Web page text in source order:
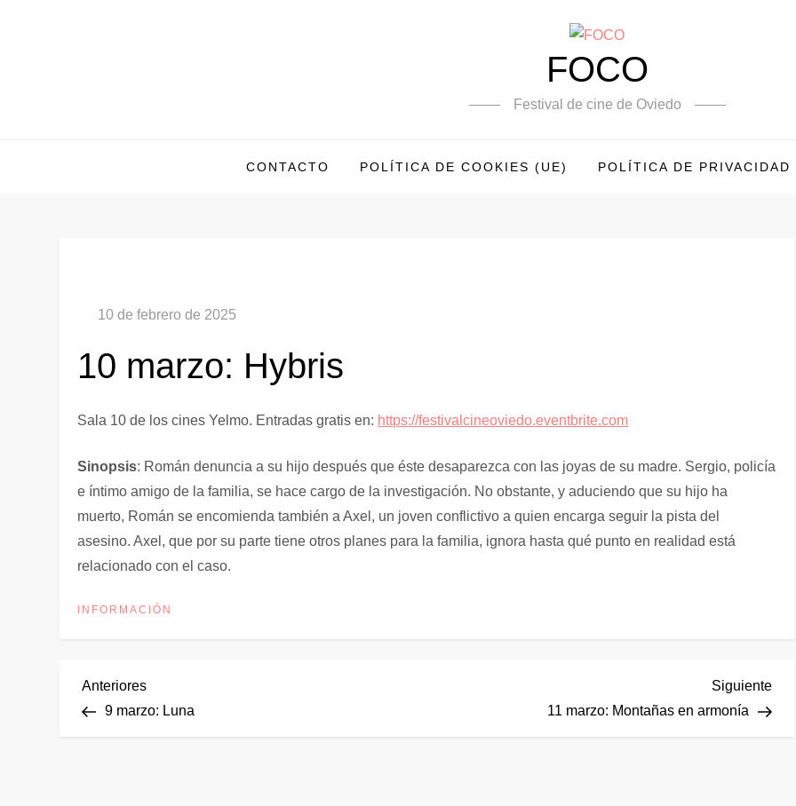
FOCO
Festival de cine de Oviedo
CONTACTO POLÍTICA DE COOKIES (UE) POLÍTICA DE PRIVACIDAD
10 marzo: Hybris
Sala 10 de los cines Yelmo. Entradas gratis en: https://festivalcineoviedo.eventbrite.com
Sinopsis: Román denuncia a su hijo después que éste desaparezca con las joyas de su madre. Sergio, policía
e íntimo amigo de la familia, se hace cargo de la investigación. No obstante, y aduciendo que su hijo ha
muerto, Román se encomienda también a Axel, un joven conflictivo a quien encarga seguir la pista del
asesino. Axel, que por su parte tiene otros planes para la familia, ignora hasta qué punto en realidad está
relacionado con el caso.
INFORMACIÓN
N
Entrada
anterior
Anteriores
9 marzo: Luna
Siguiente
11 marzo: Montañas en armonía